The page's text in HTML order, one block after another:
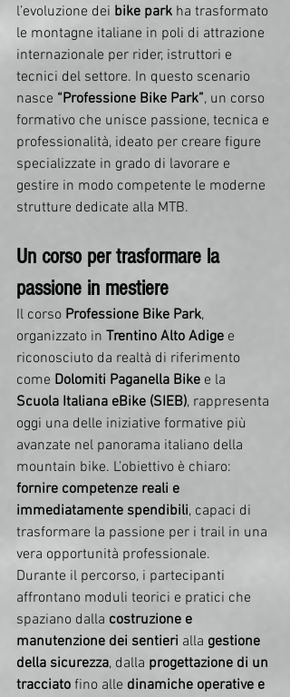
l’evoluzione dei bike park ha trasformato
le montagne italiane in poli di attrazione
internazionale per rider, istruttori e
tecnici del settore. In questo scenario
nasce “Professione Bike Park”, un corso
formativo che unisce passione, tecnica e
professionalità, ideato per creare figure
specializzate in grado di lavorare e
gestire in modo competente le moderne
strutture dedicate alla MTB.
Un corso per trasformare la
passione in mestiere
Il corso Professione Bike Park,
organizzato in Trentino Alto Adige e
riconosciuto da realtà di riferimento
come Dolomiti Paganella Bike e la
Scuola Italiana eBike (SIEB), rappresenta
oggi una delle iniziative formative più
avanzate nel panorama italiano della
mountain bike. L’obiettivo è chiaro:
fornire competenze reali e
immediatamente spendibili, capaci di
trasformare la passione per i trail in una
vera opportunità professionale.
Durante il percorso, i partecipanti
affrontano moduli teorici e pratici che
spaziano dalla costruzione e
manutenzione dei sentieri alla gestione
della sicurezza, dalla progettazione di un
tracciato fino alle dinamiche operative e